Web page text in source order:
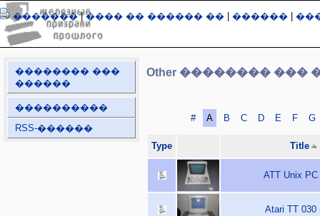
�������|���� �� ������ �� ������
�������� ���
������
����������
RSS-������
Other �������� ���
# A B C D E F G
Type Title
ATT Unix PC
Atari TT 030